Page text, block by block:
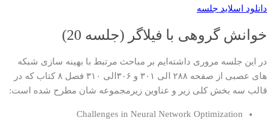
دانلود اسلاید جلسه
خوانش گروهی با فیلاگر (جلسه 20)
در این جلسه مروری داشته‌ایم بر مباحث مرتبط با بهینه سازی شبکه
های عصبی از صفحه ۲۸۸ الی ۳۰۱ و ۳۰۶الی ۳۱۰ فصل ۸ کتاب که در
قالب سه بخش کلی زیر و عناوین زیرمجموعه شان مطرح شده است:
Challenges in Neural Network Optimization